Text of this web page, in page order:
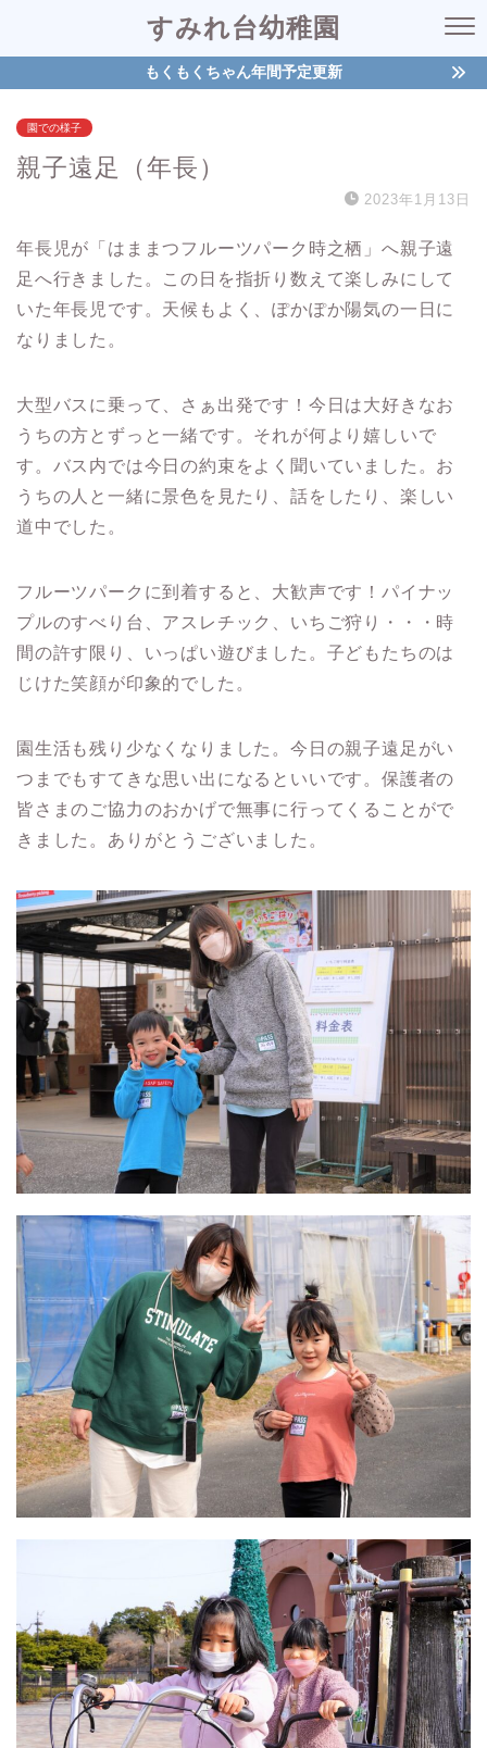
すみれ台幼稚園
もくもくちゃん年間予定更新
園での様子
親子遠足（年長）
2023年1月13日
年長児が「はままつフルーツパーク時之栖」へ親子遠
足へ行きました。この日を指折り数えて楽しみにして
いた年長児です。天候もよく、ぽかぽか陽気の一日に
なりました。
大型バスに乗って、さぁ出発です！今日は大好きなお
うちの方とずっと一緒です。それが何より嬉しいで
す。バス内では今日の約束をよく聞いていました。お
うちの人と一緒に景色を見たり、話をしたり、楽しい
道中でした。
フルーツパークに到着すると、大歓声です！パイナッ
プルのすべり台、アスレチック、いちご狩り・・・時
間の許す限り、いっぱい遊びました。子どもたちのは
じけた笑顔が印象的でした。
園生活も残り少なくなりました。今日の親子遠足がい
つまでもすてきな思い出になるといいです。保護者の
皆さまのご協力のおかげで無事に行ってくることがで
きました。ありがとうございました。